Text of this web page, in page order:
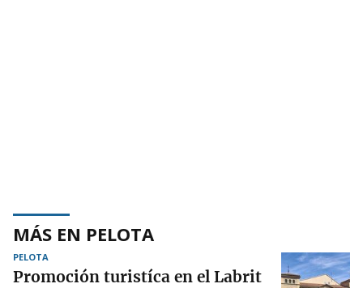
MÁS EN PELOTA
PELOTA
Promoción turistíca en el Labrit